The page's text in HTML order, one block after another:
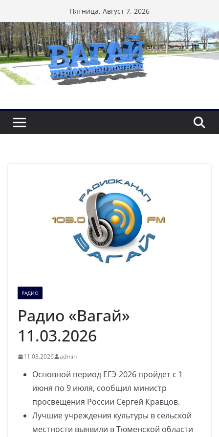
к
содержимому
Пятница, Август 7, 2026
РАДИО
Радио «Вагай»
11.03.2026
11.03.2026 admin
Основной период ЕГЭ-2026 пройдет с 1
июня по 9 июля, сообщил министр
просвещения России Сергей Кравцов.
Лучшие учреждения культуры в сельской
местности выявили в Тюменской области